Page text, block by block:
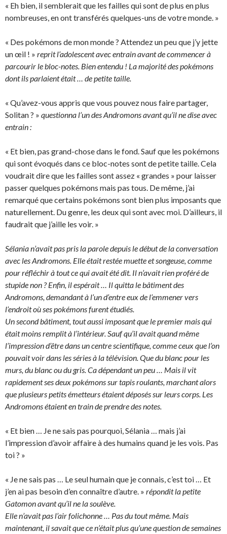
« Eh bien, il semblerait que les failles qui sont de plus en plus
nombreuses, en ont transférés quelques-uns de votre monde. »
« Des pokémons de mon monde ? Attendez un peu que j’y jette
un œil ! » reprit l’adolescent avec entrain avant de commencer à
parcourir le bloc-notes. Bien entendu ! La majorité des pokémons
dont ils parlaient était … de petite taille.
« Qu’avez-vous appris que vous pouvez nous faire partager,
Solitan ? » questionna l’un des Andromons avant qu’il ne dise avec
entrain :
« Et bien, pas grand-chose dans le fond. Sauf que les pokémons
qui sont évoqués dans ce bloc-notes sont de petite taille. Cela
voudrait dire que les failles sont assez « grandes » pour laisser
passer quelques pokémons mais pas tous. De même, j’ai
remarqué que certains pokémons sont bien plus imposants que
naturellement. Du genre, les deux qui sont avec moi. D’ailleurs, il
faudrait que j’aille les voir. »
Sélania n’avait pas pris la parole depuis le début de la conversation
avec les Andromons. Elle était restée muette et songeuse, comme
pour réfléchir à tout ce qui avait été dit. Il n’avait rien proféré de
stupide non ? Enfin, il espérait … Il quitta le bâtiment des
Andromons, demandant à l’un d’entre eux de l’emmener vers
l’endroit où ses pokémons furent étudiés.
Un second bâtiment, tout aussi imposant que le premier mais qui
était moins remplit à l’intérieur. Sauf qu’il avait quand même
l’impression d’être dans un centre scientifique, comme ceux que l’on
pouvait voir dans les séries à la télévision. Que du blanc pour les
murs, du blanc ou du gris. Ca dépendant un peu … Mais il vit
rapidement ses deux pokémons sur tapis roulants, marchant alors
que plusieurs petits émetteurs étaient déposés sur leurs corps. Les
Andromons étaient en train de prendre des notes.
« Et bien … Je ne sais pas pourquoi, Sélania … mais j’ai
l’impression d’avoir affaire à des humains quand je les vois. Pas
toi ? »
« Je ne sais pas … Le seul humain que je connais, c’est toi … Et
j’en ai pas besoin d’en connaître d’autre. » répondit la petite
Gatomon avant qu’il ne la soulève.
Elle n’avait pas l’air folichonne … Pas du tout même. Mais
maintenant, il savait que ce n’était plus qu’une question de semaines